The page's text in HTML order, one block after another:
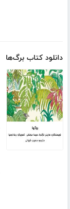
دانلود کتاب برگ‌ها